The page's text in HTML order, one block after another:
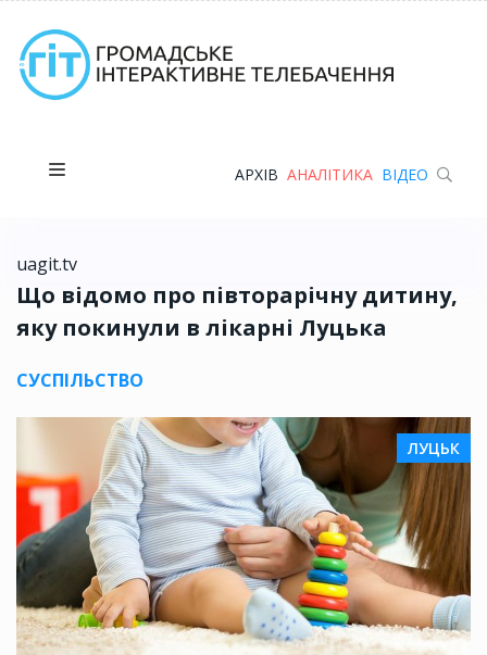
АРХІВ АНАЛІТИКА ВІДЕО
uagit.tv
Що відомо про півторарічну дитину,
яку покинули в лікарні Луцька
СУСПІЛЬСТВО
ЛУЦЬК